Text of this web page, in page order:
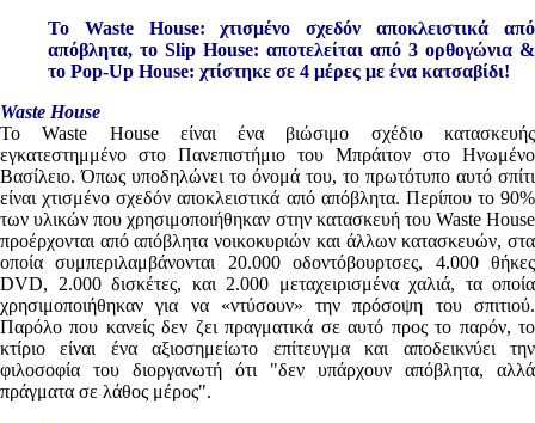
To Waste House: χτισμένο σχεδόν αποκλειστικά από
απόβλητα, το Slip House: αποτελείται από 3 ορθογώνια &
το Pop-Up House: χτίστηκε σε 4 μέρες με ένα κατσαβίδι!
Waste House
Το Waste House είναι ένα βιώσιμο σχέδιο κατασκευής
εγκατεστημμένο στο Πανεπιστήμιο του Μπράιτον στο Ηνωμένο
Βασίλειο. Όπως υποδηλώνει το όνομά του, το πρωτότυπο αυτό σπίτι
είναι χτισμένο σχεδόν αποκλειστικά από απόβλητα. Περίπου το 90%
των υλικών που χρησιμοποιήθηκαν στην κατασκευή του Waste House
προέρχονται από απόβλητα νοικοκυριών και άλλων κατασκευών, στα
οποία συμπεριλαμβάνονται 20.000 οδοντόβουρτσες, 4.000 θήκες
DVD, 2.000 δισκέτες, και 2.000 μεταχειρισμένα χαλιά, τα οποία
χρησιμοποιήθηκαν για να «ντύσουν» την πρόσοψη του σπιτιού.
Παρόλο που κανείς δεν ζει πραγματικά σε αυτό προς το παρόν, το
κτίριο είναι ένα αξιοσημείωτο επίτευγμα και αποδεικνύει την
φιλοσοφία του διοργανωτή ότι "δεν υπάρχουν απόβλητα, αλλά
πράγματα σε λάθος μέρος".